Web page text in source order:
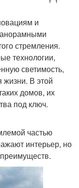
и
стремления.
технологии,
светимость,
жизни. В этой
домов, их
под ключ.
частью
интерьер, но